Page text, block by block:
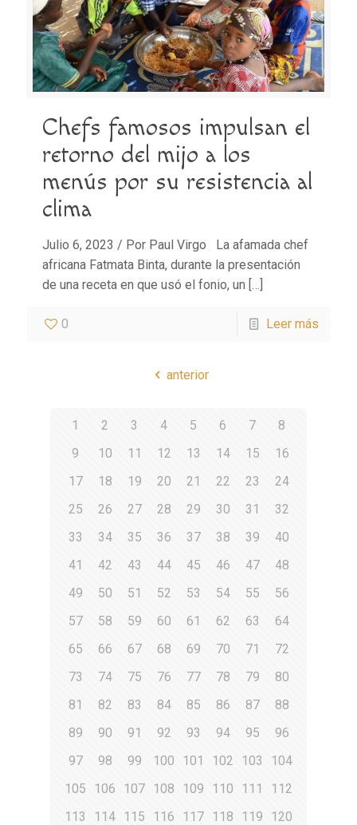
Chefs famosos impulsan el
retorno del mijo a los
menús por su resistencia al
clima
Julio 6, 2023 / Por Paul Virgo La afamada chef
africana Fatmata Binta, durante la presentación
de una receta en que usó el fonio, un […]
0 Leer más
anterior
1 2 3 4 5 6 7
8
9
10 11 12 13 14 15
16
17
18 19 20 21 22 23
24
25
26 27 28 29 30 31
32
33
34 35 36 37 38 39
40
41
42 43 44 45 46 47
48
49
50 51 52 53 54 55
56
57
58 59 60 61 62 63
64
65
66 67 68 69 70 71
72
73
74 75 76 77 78 79
80
81
82 83 84 85 86 87
88
89
90 91 92 93 94 95
96
97
98 99 100 101 102 103
104
105
106 107 108 109 110 111
112
113
114 115 116 117 118 119
120